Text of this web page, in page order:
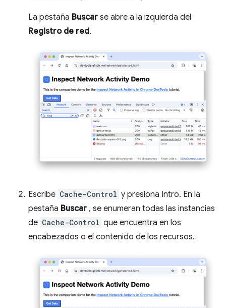
La pestaña Buscar se abre a la izquierda del
Registro de red.
Escribe Cache-Control y presiona Intro. En la
pestaña Buscar , se enumeran todas las instancias
de Cache-Control que encuentra en los
encabezados o el contenido de los recursos.